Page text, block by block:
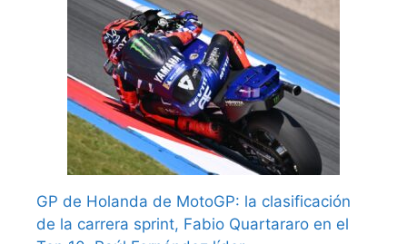
GP de Holanda de MotoGP: la clasificación
de la carrera sprint, Fabio Quartararo en el